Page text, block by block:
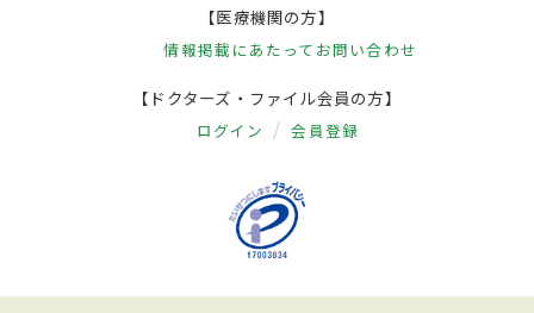
【医療機関の方】
情報掲載にあたって お問い合わせ
【ドクターズ・ファイル会員の方】
ログイン 会員登録